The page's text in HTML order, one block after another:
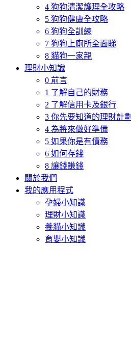
4 狗狗清潔護理全攻略
5 狗狗健康全攻略
6 狗狗全訓練
7 狗狗上廁所全面睇
8 貓狗一家親
理財小知識
0 前言
1 了解自己的財務
2 了解信用卡及銀行
3 你先要知道的理財計劃
4 為將來做好準備
5 如果你是有債務
6 如何存錢
8 讓錢賺錢
關於我們
我的應用程式
孕婦小知識
理財小知識
養貓小知識
育嬰小知識